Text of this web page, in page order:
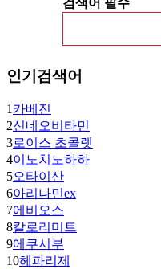
인기검색어
1카베진
2신네오비타민
3로이스 초콜렛
4이노치노하하
5오타이산
6아리나민ex
7에비오스
8칼로리미트
9에쿠시부
10헤파리제